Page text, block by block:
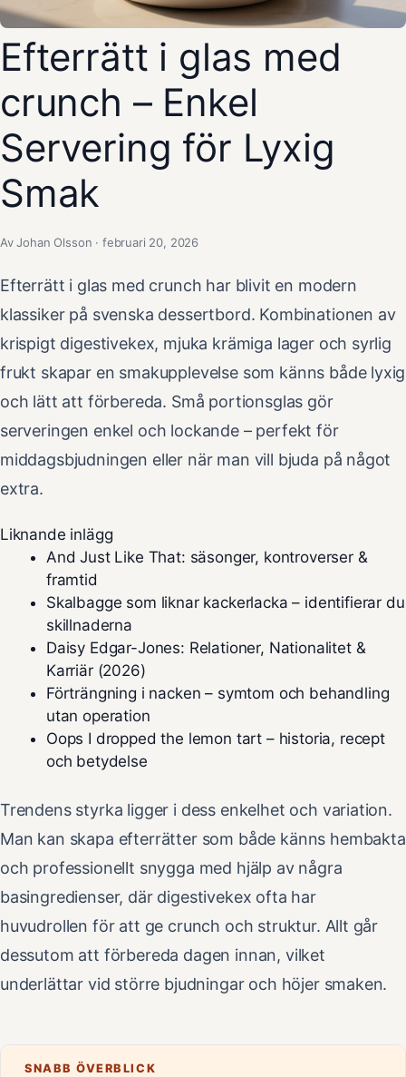
Efterrätt i glas med
crunch – Enkel
Servering för Lyxig
Smak
Av Johan Olsson · februari 20, 2026
Efterrätt i glas med crunch har blivit en modern
klassiker på svenska dessertbord. Kombinationen av
krispigt digestivekex, mjuka krämiga lager och syrlig
frukt skapar en smakupplevelse som känns både lyxig
och lätt att förbereda. Små portionsglas gör
serveringen enkel och lockande – perfekt för
middagsbjudningen eller när man vill bjuda på något
extra.
Liknande inlägg
And Just Like That: säsonger, kontroverser &
framtid
Skalbagge som liknar kackerlacka – identifierar du
skillnaderna
Daisy Edgar-Jones: Relationer, Nationalitet &
Karriär (2026)
Förträngning i nacken – symtom och behandling
utan operation
Oops I dropped the lemon tart – historia, recept
och betydelse
Trendens styrka ligger i dess enkelhet och variation.
Man kan skapa efterrätter som både känns hembakta
och professionellt snygga med hjälp av några
basingredienser, där digestivekex ofta har
huvudrollen för att ge crunch och struktur. Allt går
dessutom att förbereda dagen innan, vilket
underlättar vid större bjudningar och höjer smaken.
SNABB ÖVERBLICK